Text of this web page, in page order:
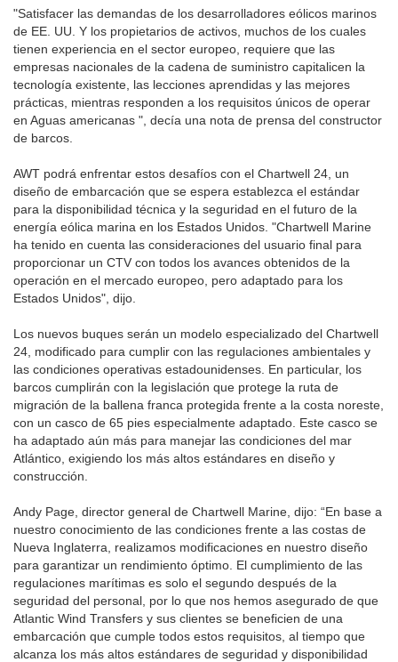
"Satisfacer las demandas de los desarrolladores eólicos marinos
de EE. UU. Y los propietarios de activos, muchos de los cuales
tienen experiencia en el sector europeo, requiere que las
empresas nacionales de la cadena de suministro capitalicen la
tecnología existente, las lecciones aprendidas y las mejores
prácticas, mientras responden a los requisitos únicos de operar
en Aguas americanas ", decía una nota de prensa del constructor
de barcos.
AWT podrá enfrentar estos desafíos con el Chartwell 24, un
diseño de embarcación que se espera establezca el estándar
para la disponibilidad técnica y la seguridad en el futuro de la
energía eólica marina en los Estados Unidos. "Chartwell Marine
ha tenido en cuenta las consideraciones del usuario final para
proporcionar un CTV con todos los avances obtenidos de la
operación en el mercado europeo, pero adaptado para los
Estados Unidos", dijo.
Los nuevos buques serán un modelo especializado del Chartwell
24, modificado para cumplir con las regulaciones ambientales y
las condiciones operativas estadounidenses. En particular, los
barcos cumplirán con la legislación que protege la ruta de
migración de la ballena franca protegida frente a la costa noreste,
con un casco de 65 pies especialmente adaptado. Este casco se
ha adaptado aún más para manejar las condiciones del mar
Atlántico, exigiendo los más altos estándares en diseño y
construcción.
Andy Page, director general de Chartwell Marine, dijo: “En base a
nuestro conocimiento de las condiciones frente a las costas de
Nueva Inglaterra, realizamos modificaciones en nuestro diseño
para garantizar un rendimiento óptimo. El cumplimiento de las
regulaciones marítimas es solo el segundo después de la
seguridad del personal, por lo que nos hemos asegurado de que
Atlantic Wind Transfers y sus clientes se beneficien de una
embarcación que cumple todos estos requisitos, al tiempo que
alcanza los más altos estándares de seguridad y disponibilidad